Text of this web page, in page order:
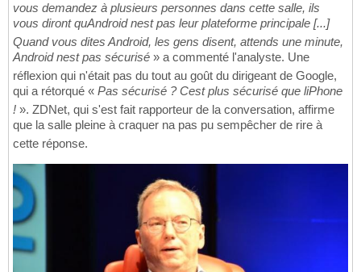
vous demandez à plusieurs personnes dans cette salle, ils
vous diront quAndroid nest pas leur plateforme principale [...]
Quand vous dites Android, les gens disent, attends une minute,
Android nest pas sécurisé » a commenté l'analyste. Une
réflexion qui n'était pas du tout au goût du dirigeant de Google,
qui a rétorqué « Pas sécurisé ? Cest plus sécurisé que liPhone
! ». ZDNet, qui s'est fait rapporteur de la conversation, affirme
que la salle pleine à craquer na pas pu sempêcher de rire à
cette réponse.